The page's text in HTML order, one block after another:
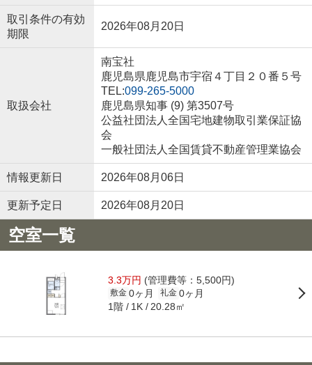
取引条件の有効
期限
2026年08月20日
取扱会社
南宝社
鹿児島県鹿児島市宇宿４丁目２０番５号
TEL:099-265-5000
鹿児島県知事 (9) 第3507号
公益社団法人全国宅地建物取引業保証協
会
一般社団法人全国賃貸不動産管理業協会
情報更新日 2026年08月06日
更新予定日 2026年08月20日
空室一覧
3.3万円 (管理費等：5,500円)
敷金 0ヶ月 礼金 0ヶ月
1階 1K 20.28㎡